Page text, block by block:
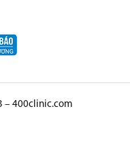
– 400clinic.com